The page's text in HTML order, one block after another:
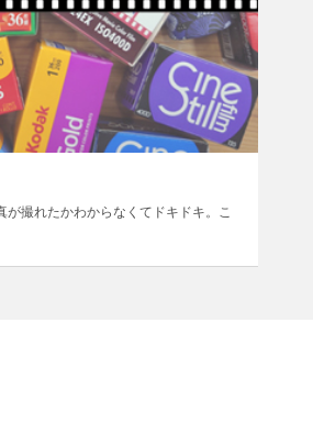
撮れたかわからなくてドキドキ。こ